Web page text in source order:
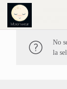
No
la